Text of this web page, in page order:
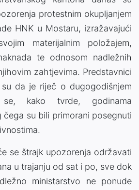
protestnim okupljanjem
HNK u Mostaru, izražavajući
materijalnim položajem,
te odnosom nadležnih
zahtjevima. Predstavnici
da je riječ o dugogodišnjem
kako tvrde, godinama
čega su bili primorani posegnuti
se štrajk upozorenja održavati
u trajanju od sat i po, sve dok
ministarstvo ne ponude